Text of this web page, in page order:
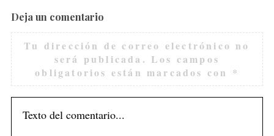
Deja un comentario
Tu dirección de correo electrónico no
será publicada. Los campos
obligatorios están marcados con *